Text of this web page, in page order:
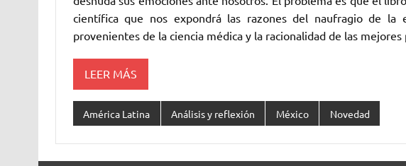
científica que nos expondrá las razones del naufragio de la
provenientes de la ciencia médica y la racionalidad de las mejores
LEER MÁS
América Latina Análisis y reflexión México Novedad